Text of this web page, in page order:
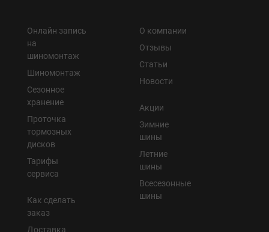
Онлайн запись
на
шиномонтаж
Шиномонтаж
Сезонное
хранение
Проточка
тормозных
дисков
Тарифы
сервиса
Как сделать
заказ
Доставка
О компании
Отзывы
Статьи
Новости
Акции
Зимние
шины
Летние
шины
Всесезонные
шины